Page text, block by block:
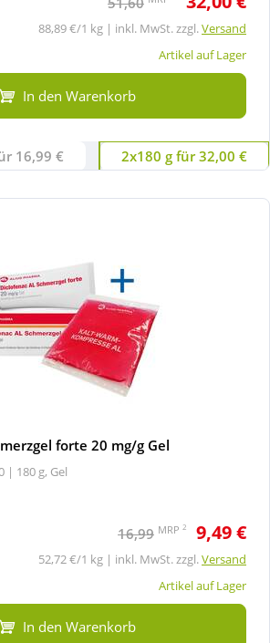
88,89 €/1 kg | inkl. MwSt. zzgl.Versand
Artikel auf Lager
In den Warenkorb
16,99 € 2x180 g für 32,00 €
forte 20 mg/g Gel
| 180 g, Gel
16,99 MRP 2 9,49 €
52,72 €/1 kg | inkl. MwSt. zzgl.Versand
Artikel auf Lager
In den Warenkorb